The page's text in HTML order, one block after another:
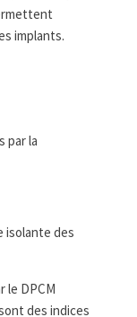
implants.
par la
isolante des
le DPCM
des indices